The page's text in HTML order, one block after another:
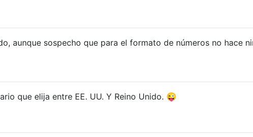
aunque sospecho que para el formato de números no hace
que elija entre EE. UU. Y Reino Unido. 😜